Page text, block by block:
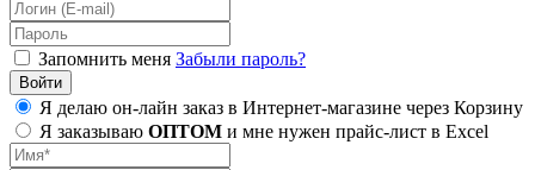
Запомнить меня Забыли пароль?
Я делаю он-лайн заказ в Интернет-магазине через Корзину
Я заказываю ОПТОМ и мне нужен прайс-лист в Excel